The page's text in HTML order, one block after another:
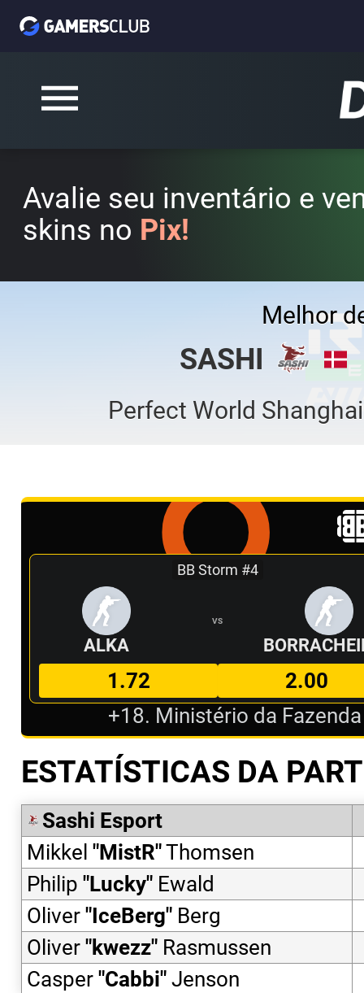
Avalie seu inventário e
skins no Pix!
Melhor
SASHI
Perfect World
BB Storm #4
ALKA
VS
1.72
2.00
+18. Ministério da
ESTATÍSTICAS DA
Sashi Esport
Mikkel "MistR"Thomsen
Philip "Lucky" Ewald
Oliver "IceBerg" Berg
Oliver "kwezz" Rasmussen
Casper "Cabbi" Jenson